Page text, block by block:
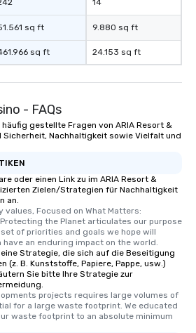
sq ft
sq ft
14
9.880 sq ft
24.153 sq ft
- FAQs
gestellte Fragen von ARIA Resort &
Sicherheit, Nachhaltigkeit sowie Vielfalt und
oder einen Link zu im ARIA Resort &
Zielen/Strategien für Nachhaltigkeit
an.
values, Focused on What Matters:
the Planet articulates our purpose
of priorities and goals we hope will
an enduring impact on the world.
eine Strategie, die sich auf die Beseitigung
(z. B. Kunststoffe, Papiere, Pappe, usw.)
Sie bitte Ihre Strategie zur
projects requires large volumes of
for a large waste footprint. We educated
waste footprint to an absolute minimum